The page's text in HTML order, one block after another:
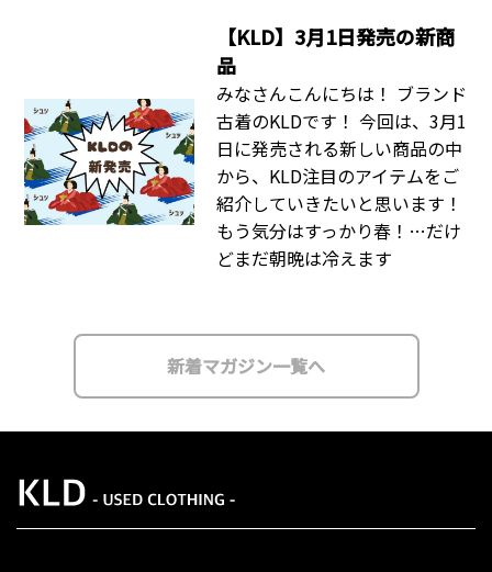
【KLD】3月1日発売の新商
品
みなさんこんにちは！ ブランド
古着のKLDです！ 今回は、3月1
日に発売される新しい商品の中
から、KLD注目のアイテムをご
紹介していきたいと思います！
もう気分はすっかり春！…だけ
どまだ朝晩は冷えます
新着マガジン一覧へ